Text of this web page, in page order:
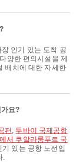
인기 있는 도착 공
양한 편의시설을 제
배치에 대한 자세한
요?
편 , 두바이 국제공항
서 쿠알라룸푸르 국
있는 공항 노선입
.